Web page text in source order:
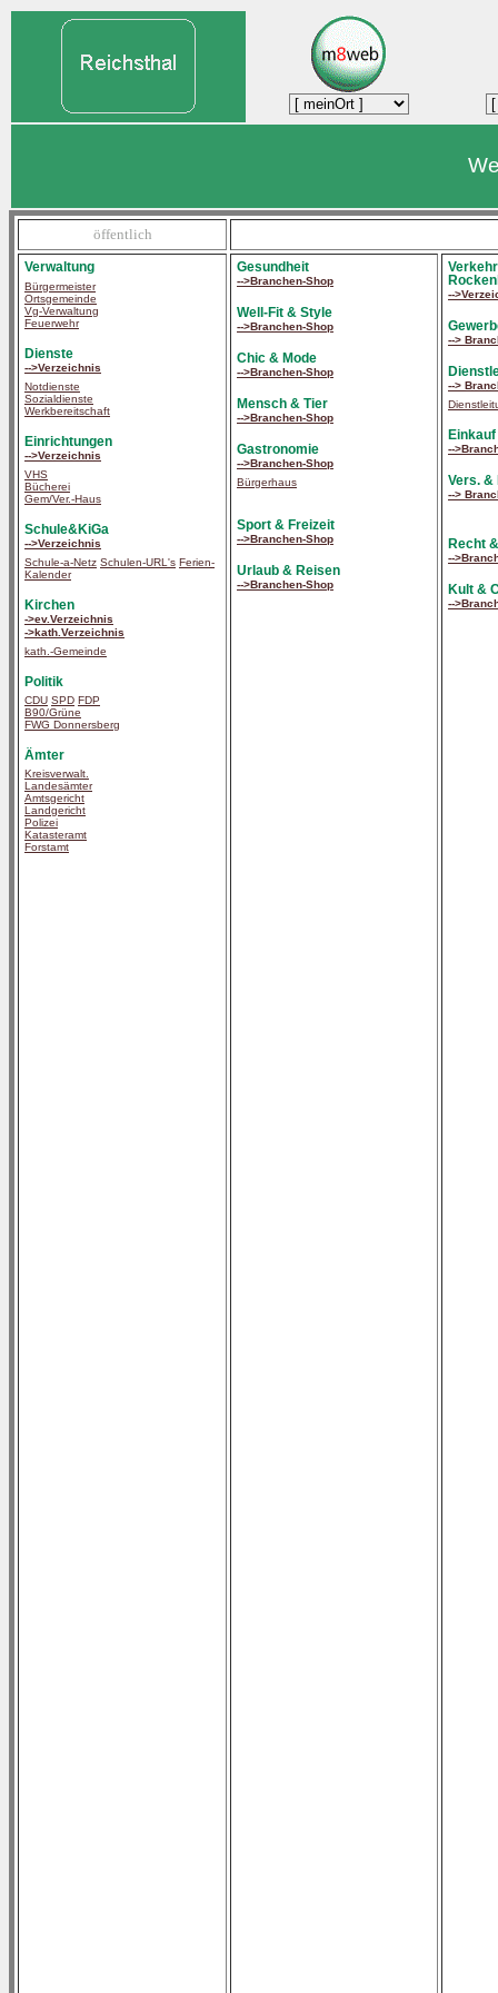
öffentlich
Verwaltung
Bürgermeister
Ortsgemeinde
Vg-Verwaltung
Feuerwehr
Dienste
-->Verzeichnis
Notdienste
Sozialdienste
Werkbereitschaft
Einrichtungen
-->Verzeichnis
VHS
Bücherei
Gem/Ver.-Haus
Schule&KiGa
-->Verzeichnis
Schule-a-Netz Schulen-URL's Ferien-
Kalender
Kirchen
->ev.Verzeichnis
->kath.Verzeichnis
kath.-Gemeinde
Politik
CDU SPD FDP
B90/Grüne
FWG Donnersberg
Ämter
Kreisverwalt.
Landesämter
Amtsgericht
Landgericht
Polizei
Katasteramt
Forstamt
Gesundheit
-->Branchen-Shop
Well-Fit & Style
-->Branchen-Shop
Chic & Mode
-->Branchen-Shop
Mensch & Tier
-->Branchen-Shop
Gastronomie
-->Branchen-Shop
Bürgerhaus
Sport & Freizeit
-->Branchen-Shop
Urlaub & Reisen
-->Branchen-Shop
--
-->
-->
--
Vers. &
-->
Recht
--
Kult &
--